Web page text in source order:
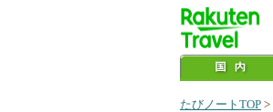
たびノートTOP >